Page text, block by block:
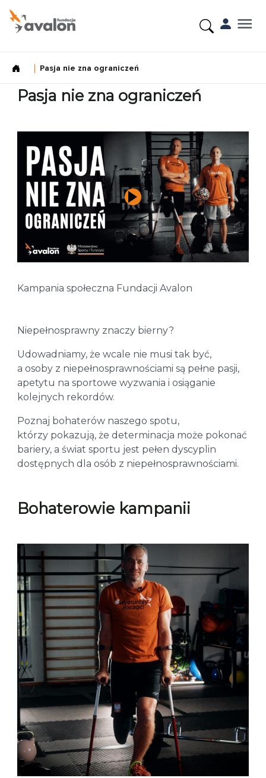
Pasja nie zna ograniczeń
Pasja nie zna ograniczeń
Kampania społeczna Fundacji Avalon
Niepełnosprawny znaczy bierny?
Udowadniamy, że wcale nie musi tak być,
a osoby z niepełnosprawnościami są pełne pasji,
apetytu na sportowe wyzwania i osiąganie
kolejnych rekordów.
Poznaj bohaterów naszego spotu,
którzy pokazują, że determinacja może pokonać
bariery, a świat sportu jest pełen dyscyplin
dostępnych dla osób z niepełnosprawnościami.
Bohaterowie kampanii